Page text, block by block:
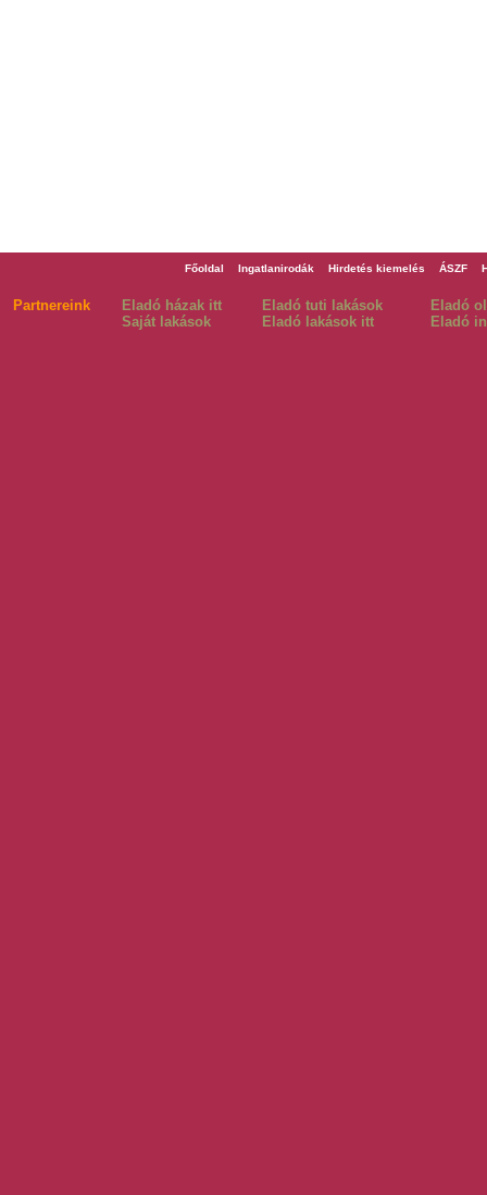
Főoldal Ingatlanirodák Hirdetés kiemelés ÁSZF
Partnereink Eladó házak itt Eladó tuti lakások
Eladó
Saját lakások
Eladó lakások itt Eladó